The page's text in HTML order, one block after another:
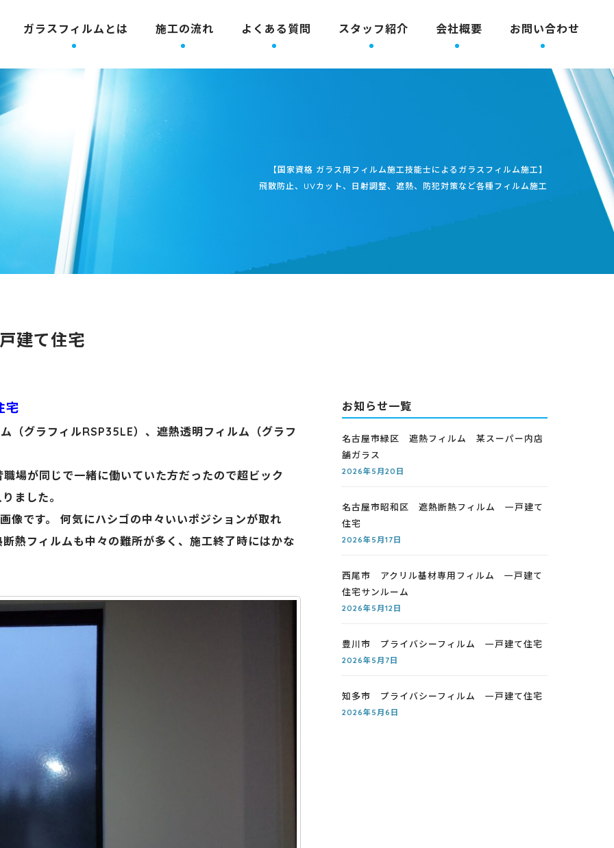
ガラスフィルムとは 施工の流れ よくある質問 スタッフ紹介 会社概要 お問い合わせ
【国家資格 ガラス用フィルム施工技能士によるガラスフィルム施工】
飛散防止、UVカット、日射調整、遮熱、防犯対策など各種フィルム施工
建て住宅
宅
（グラフィルRSP35LE）、遮熱透明フィルム（グラフ
場が同じで一緒に働いていた方だったので超ビック
ました。
像です。 何気にハシゴの中々いいポジションが取れ
熱フィルムも中々の難所が多く、施工終了時にはかな
お知らせ一覧
名古屋市緑区 遮熱フィルム 某スーパー内店
舗ガラス
2026年5月20日
名古屋市昭和区 遮熱断熱フィルム 一戸建て
住宅
2026年5月17日
西尾市 アクリル基材専用フィルム 一戸建て
住宅サンルーム
2026年5月12日
豊川市 プライバシーフィルム 一戸建て住宅
2026年5月7日
知多市 プライバシーフィルム 一戸建て住宅
2026年5月6日